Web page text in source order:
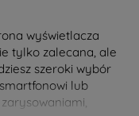
wyświetlacza
tylko zalecana, ale
szeroki wybór
lub